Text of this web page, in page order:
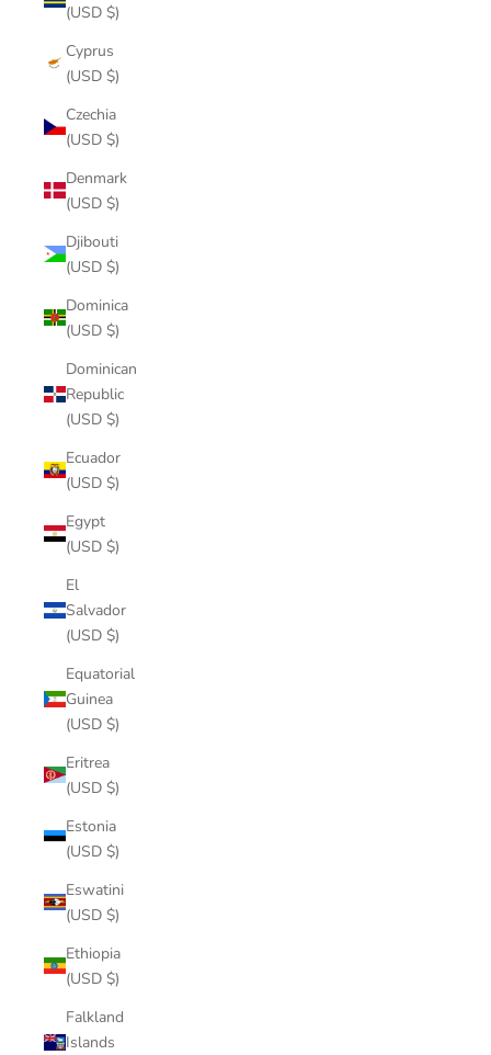
(USD $)
Cyprus
(USD $)
Czechia
(USD $)
Denmark
(USD $)
Djibouti
(USD $)
Dominica
(USD $)
Dominican
Republic
(USD $)
Ecuador
(USD $)
Egypt
(USD $)
El
Salvador
(USD $)
Equatorial
Guinea
(USD $)
Eritrea
(USD $)
Estonia
(USD $)
Eswatini
(USD $)
Ethiopia
(USD $)
Falkland
Islands